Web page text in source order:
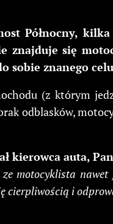
Północny,
znajduje się
sobie znanego
(z którym
odblasków,
kierowca auta,
ze motocyklista
cierpliwością i